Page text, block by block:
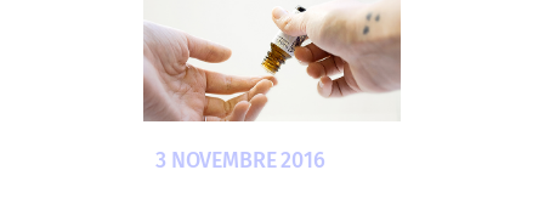
3 NOVEMBRE 2016